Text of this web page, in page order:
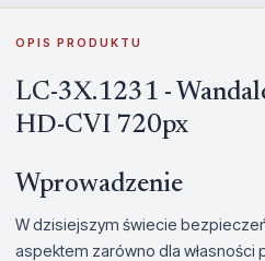
OPIS PRODUKTU
LC-3X.1231 -
HD-CVI 720px
Wprowadzenie
W dzisiejszym świecie
aspektem zarówno dla własności